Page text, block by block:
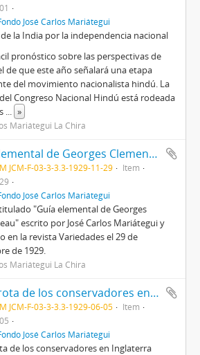
José Carlos Mariátegui
la India por la independencia nacional
pronóstico sobre las perspectivas de
de que este año señalará una etapa
del movimiento nacionalista hindú. La
Congreso Nacional Hindú está rodeada
... »
Mariátegui La Chira
Guía elemental de Georges Clemenceau [Recortes de prensa]
JCM-F-03-3-3.3-1929-11-29
Item
José Carlos Mariátegui
"Guía elemental de Georges
escrito por José Carlos Mariátegui y
en la revista Variedades el 29 de
de 1929.
Mariátegui La Chira
La derrota de los conservadores en Inglaterra [Recorte de prensa]
JCM-F-03-3-3.3-1929-06-05
Item
José Carlos Mariátegui
de los conservadores en Inglaterra